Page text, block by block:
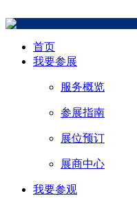
首页
我要参展
服务概览
参展指南
展位预订
展商中心
我要参观